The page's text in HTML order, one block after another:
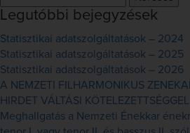
Legutóbbi bejegyzések
Statisztikai adatszolgáltatások – 2024
Statisztikai adatszolgáltatások – 2025
Statisztikai adatszolgáltatások – 2026
A NEMZETI FILHARMONIKUS
HIRDET VÁLTÁSI
Meghallgatás a Nemzeti Énekkar